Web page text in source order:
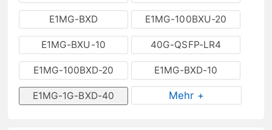
E1MG-BXD E1MG-100BXU-20
E1MG-BXU-10 40G-QSFP-LR4
E1MG-100BXD-20 E1MG-BXD-10
E1MG-1G-BXD-40 Mehr +